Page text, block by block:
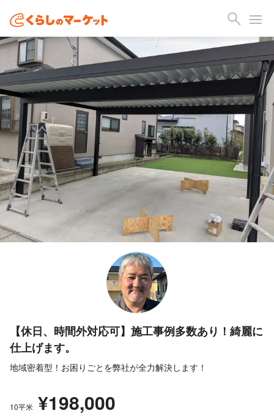
【休日、時間外対応可】施工事例多数あり！綺麗に
仕上げます。
地域密着型！お困りごとを弊社が全力解決します！
10平米 ¥198,000